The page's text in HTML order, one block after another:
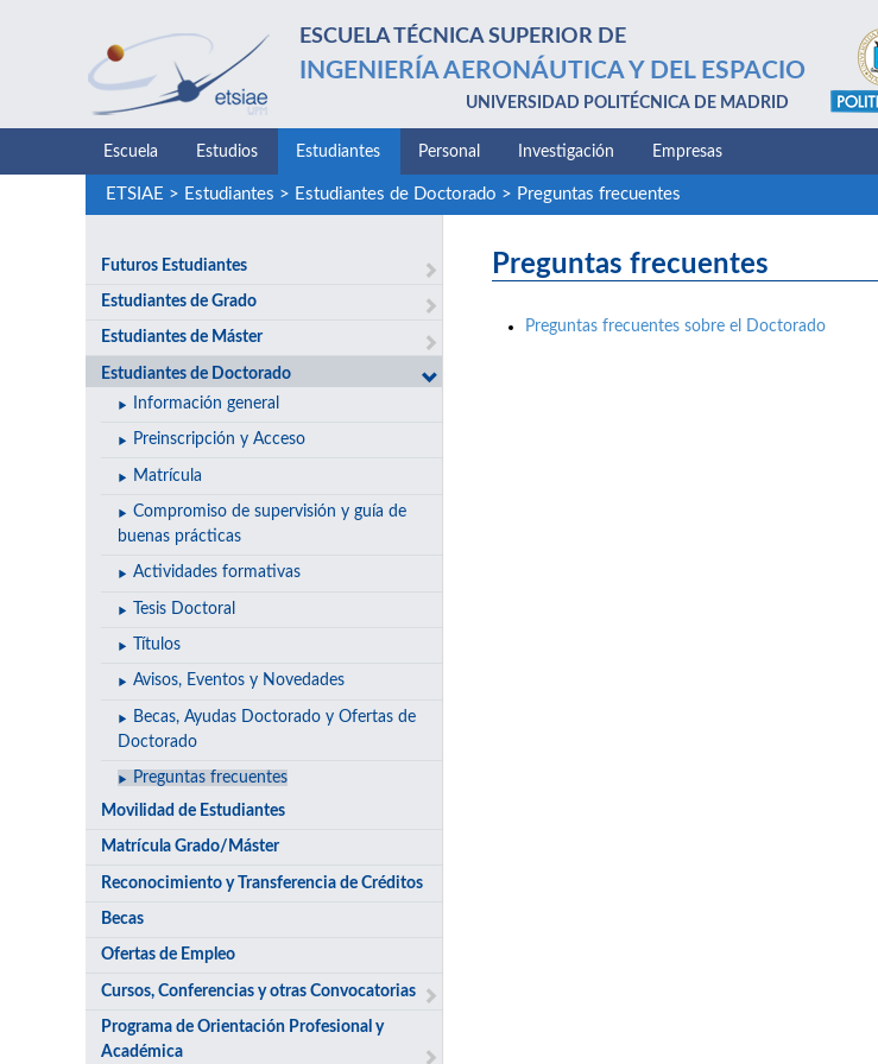
ESCUELA TÉCNICA SUPERIOR DE
INGENIERÍA AERONÁUTICA Y DEL ESPACIO
UNIVERSIDAD POLITÉCNICA DE MADRID
Escuela Estudios Estudiantes Personal Investigación Empresas
ETSIAE > Estudiantes > Estudiantes de Doctorado > Preguntas frecuentes
Futuros Estudiantes
Estudiantes de Grado
Estudiantes de Máster
Estudiantes de Doctorado
Información general
Preinscripción y Acceso
Matrícula
Compromiso de supervisión y guía de
buenas prácticas
Actividades formativas
Tesis Doctoral
Títulos
Avisos, Eventos y Novedades
Becas, Ayudas Doctorado y Ofertas de
Doctorado
Preguntas frecuentes
Movilidad de Estudiantes
Matrícula Grado/Máster
Reconocimiento y Transferencia de Créditos
Becas
Ofertas de Empleo
Cursos, Conferencias y otras Convocatorias
Programa de Orientación Profesional y
Académica
Preguntas frecuentes
Preguntas frecuentes sobre el Doctorado